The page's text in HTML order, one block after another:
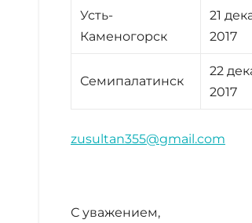
Усть-
Каменогорск
21
2017
Семипалатинск
22
2017
zusultan355@gmail.com
С уважением,